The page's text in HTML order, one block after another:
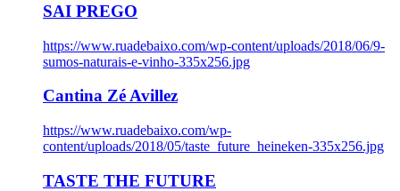
SAI PREGO
https://www.ruadebaixo.com/wp-content/uploads/2018/06/9-
sumos-naturais-e-vinho-335x256.jpg
Cantina Zé Avillez
https://www.ruadebaixo.com/wp-
content/uploads/2018/05/taste_future_heineken-335x256.jpg
TASTE THE FUTURE